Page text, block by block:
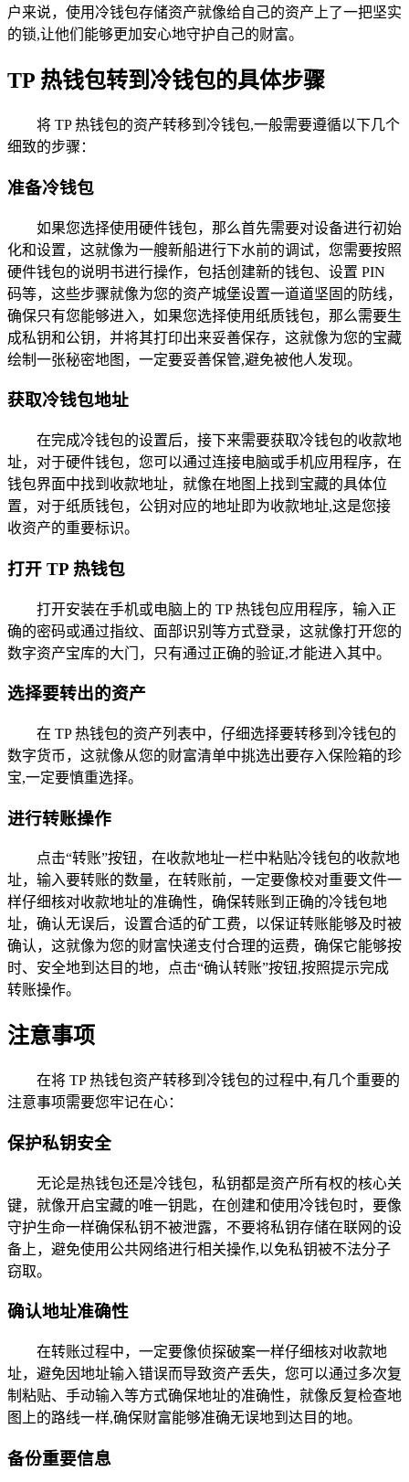
户来说，使用冷钱包存储资产就像给自己的资产上了一把坚实
的锁,让他们能够更加安心地守护自己的财富。
TP 热钱包转到冷钱包的具体步骤
将 TP 热钱包的资产转移到冷钱包,一般需要遵循以下几个
细致的步骤：
准备冷钱包
如果您选择使用硬件钱包，那么首先需要对设备进行初始
化和设置，这就像为一艘新船进行下水前的调试，您需要按照
硬件钱包的说明书进行操作，包括创建新的钱包、设置 PIN
码等，这些步骤就像为您的资产城堡设置一道道坚固的防线，
确保只有您能够进入，如果您选择使用纸质钱包，那么需要生
成私钥和公钥，并将其打印出来妥善保存，这就像为您的宝藏
绘制一张秘密地图，一定要妥善保管,避免被他人发现。
获取冷钱包地址
在完成冷钱包的设置后，接下来需要获取冷钱包的收款地
址，对于硬件钱包，您可以通过连接电脑或手机应用程序，在
钱包界面中找到收款地址，就像在地图上找到宝藏的具体位
置，对于纸质钱包，公钥对应的地址即为收款地址,这是您接
收资产的重要标识。
打开 TP 热钱包
打开安装在手机或电脑上的 TP 热钱包应用程序，输入正
确的密码或通过指纹、面部识别等方式登录，这就像打开您的
数字资产宝库的大门，只有通过正确的验证,才能进入其中。
选择要转出的资产
在 TP 热钱包的资产列表中，仔细选择要转移到冷钱包的
数字货币，这就像从您的财富清单中挑选出要存入保险箱的珍
宝,一定要慎重选择。
进行转账操作
点击“转账”按钮，在收款地址一栏中粘贴冷钱包的收款地
址，输入要转账的数量，在转账前，一定要像校对重要文件一
样仔细核对收款地址的准确性，确保转账到正确的冷钱包地
址，确认无误后，设置合适的矿工费，以保证转账能够及时被
确认，这就像为您的财富快递支付合理的运费，确保它能够按
时、安全地到达目的地，点击“确认转账”按钮,按照提示完成
转账操作。
注意事项
在将 TP 热钱包资产转移到冷钱包的过程中,有几个重要的
注意事项需要您牢记在心：
保护私钥安全
无论是热钱包还是冷钱包，私钥都是资产所有权的核心关
键，就像开启宝藏的唯一钥匙，在创建和使用冷钱包时，要像
守护生命一样确保私钥不被泄露，不要将私钥存储在联网的设
备上，避免使用公共网络进行相关操作,以免私钥被不法分子
窃取。
确认地址准确性
在转账过程中，一定要像侦探破案一样仔细核对收款地
址，避免因地址输入错误而导致资产丢失，您可以通过多次复
制粘贴、手动输入等方式确保地址的准确性，就像反复检查地
图上的路线一样,确保财富能够准确无误地到达目的地。
备份重要信息